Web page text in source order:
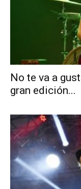
No te va a
gran edición...